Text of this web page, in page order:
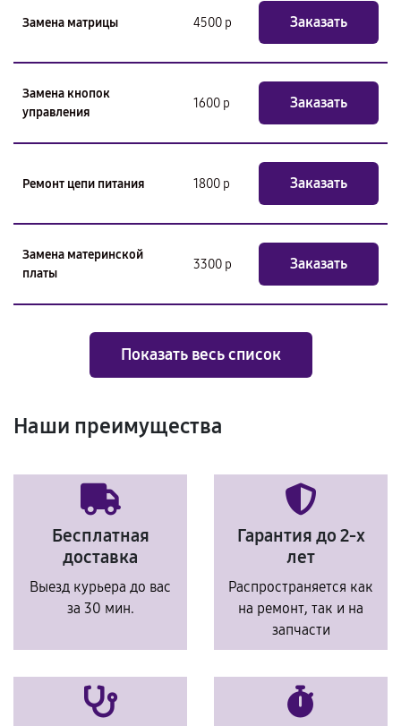
Замена матрицы 4500 р Заказать
Замена кнопок
управления
1600 р Заказать
Ремонт цепи питания 1800 р Заказать
Замена материнской
платы
3300 р Заказать
Показать весь список
Наши преимущества
Бесплатная
доставка
Выезд курьера до вас
за 30 мин.
Гарантия до 2-х
лет
Распространяется как
на ремонт, так и на
запчасти